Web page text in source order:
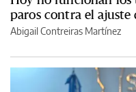
paros contra el ajuste
Abigail Contreiras Martínez